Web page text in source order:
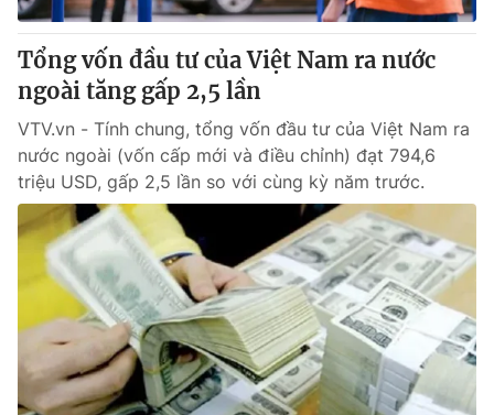
Tổng vốn đầu tư của Việt Nam ra nước
ngoài tăng gấp 2,5 lần
VTV.vn - Tính chung, tổng vốn đầu tư của Việt Nam ra
nước ngoài (vốn cấp mới và điều chỉnh) đạt 794,6
triệu USD, gấp 2,5 lần so với cùng kỳ năm trước.